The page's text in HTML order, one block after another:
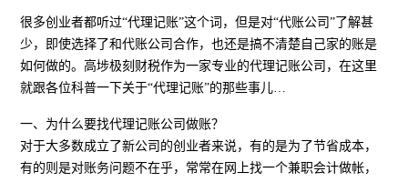
很多创业者都听过“代理记账”这个词，但是对“代账公司”了解甚
少，即使选择了和代账公司合作，也还是搞不清楚自己家的账是
如何做的。高埗极刻财税作为一家专业的代理记账公司，在这里
就跟各位科普一下关于“代理记账”的那些事儿…
一、为什么要找代理记账公司做账？
对于大多数成立了新公司的创业者来说，有的是为了节省成本，
有的则是对账务问题不在乎，常常在网上找一个兼职会计做帐，